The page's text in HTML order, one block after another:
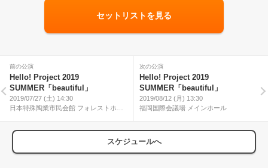
セットリストを見る
前の公演
Hello! Project 2019
SUMMER「beautiful」
2019/07/27 (土) 14:30
日本特殊陶業市民会館 フォレストホー
次の公演
Hello! Project 2019
SUMMER「beautiful」
2019/08/12 (月) 13:30
福岡国際会議場 メインホール
スケジュールへ